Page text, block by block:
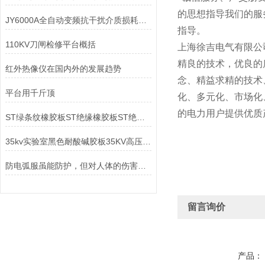
110KV刀闸检修平台概括
红外热像仪在国内外的发展趋势
平台用千斤顶
35kv实验室黑色耐酸碱胶板35KV高压防滑绝缘地胶
防电弧服虽能防护，但对人体的伤害还是有的
的思想指导我们的
指导。
上海徐吉电气有限
精良的技术，优良
念、精益求精的技
化、多元化、市场
的电力用户提供优质
留言询价
产品：